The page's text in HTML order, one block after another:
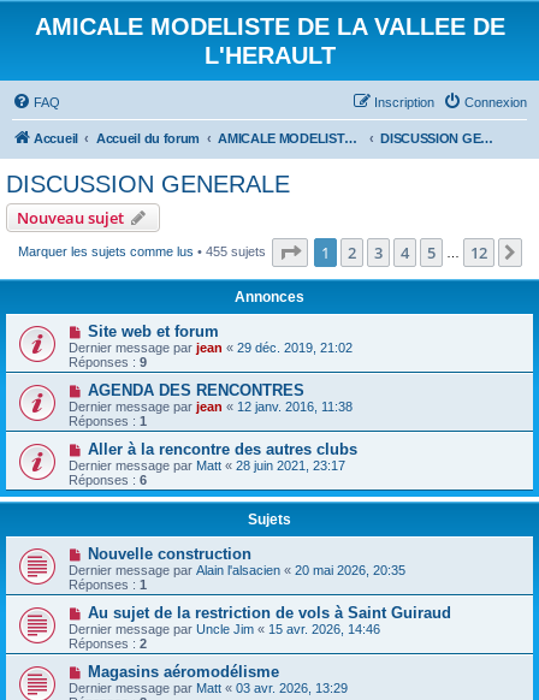
AMICALE MODELISTE DE LA VALLEE DE
L'HERAULT
FAQ Connexion
Inscription
Accueil Accueil du forum AMICALE MODELISTE DE LA VALLEE DE L'HERAULT DISCUSSION GENERALE
DISCUSSION GENERALE
Nouveau sujet
Marquer les sujets comme lus • 455 sujets Page 1sur12
1 2 3 4 5 12
Annonces
Site web et forum
Dernier message par jean « 29 déc. 2019, 21:02
Réponses : 9
AGENDA DES RENCONTRES
Dernier message par jean « 12 janv. 2016, 11:38
Réponses : 1
Aller à la rencontre des autres clubs
Dernier message par Matt « 28 juin 2021, 23:17
Réponses : 6
Sujets
Nouvelle construction
Dernier message par Alain l'alsacien « 20 mai 2026, 20:35
Réponses : 1
Au sujet de la restriction de vols à Saint Guiraud
Dernier message par Uncle Jim « 15 avr. 2026, 14:46
Réponses : 2
Magasins aéromodélisme
Dernier message par Matt « 03 avr. 2026, 13:29